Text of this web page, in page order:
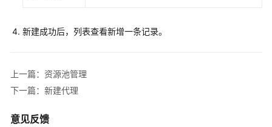
户
（联
盟
域）
新建成功后，列表查看新增一条记录。
上一篇：资源池管理
下一篇：新建代理
意见反馈